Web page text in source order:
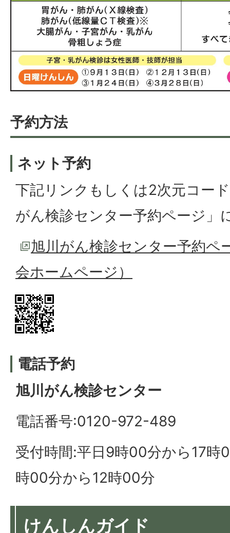
予約方法
ネット予約
下記リンクもしくは2次元コー
がん検診センター予約ページ」
旭川がん検診センター予約ペ
会ホームページ）
電話予約
旭川がん検診センター
電話番号:0120-972-489
受付時間:平日9時00分から17時
時00分から12時00分
けんしんガイド